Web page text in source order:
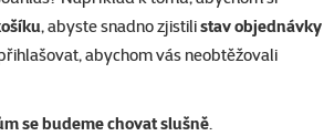
, abyste snadno zjistilistav objednávky
abychom vás neobtěžovali
se budeme chovat slušně.